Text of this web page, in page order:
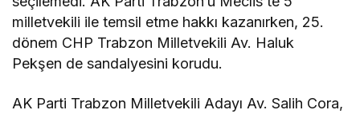
milletvekili ile temsil etme hakkı kazanırken, 25.
dönem CHP Trabzon Milletvekili Av. Haluk
Pekşen de sandalyesini korudu.
AK Parti Trabzon Milletvekili Adayı Av. Salih Cora,